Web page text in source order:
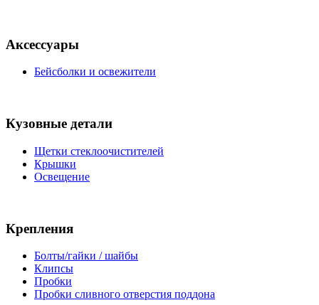
Аксессуары
Бейсболки и освежители
Кузовные детали
Щетки стеклоочистителей
Крышки
Освещение
Крепления
Болты/гайки / шайбы
Клипсы
Пробки
Пробки сливного отверстия поддона